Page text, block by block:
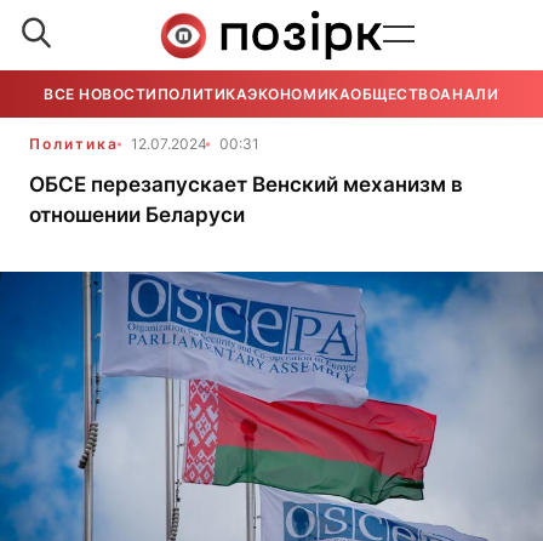
ВСЕ НОВОСТИ ПОЛИТИКАЭКОНОМИКАОБЩЕСТВОАНАЛИТИКА
Политика 12.07.2024 00:31
ОБСЕ перезапускает Венский механизм в
отношении Беларуси